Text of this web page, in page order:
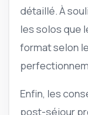
détaillé. À
les solos que
format selon
Enfin, les
post-séjour